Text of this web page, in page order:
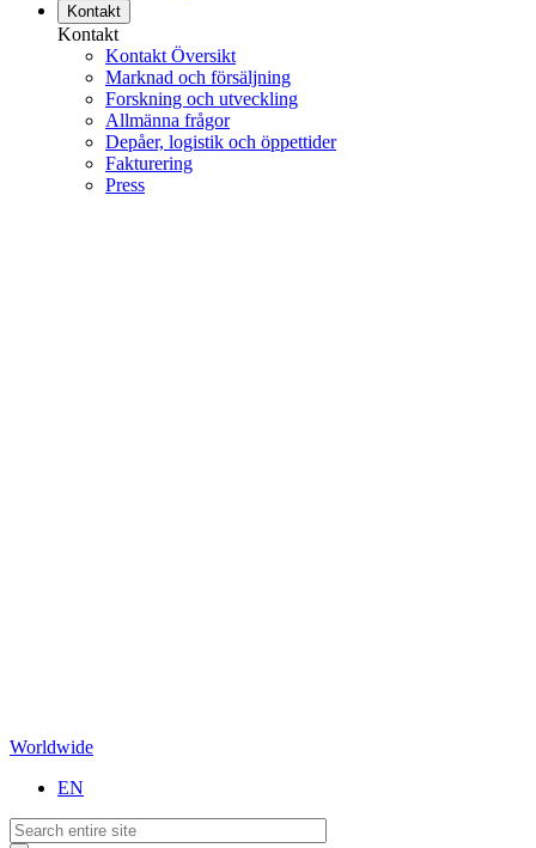
Kontakt
Kontakt
Kontakt Översikt
Marknad och försäljning
Forskning och utveckling
Allmänna frågor
Depåer, logistik och öppettider
Fakturering
Press
Worldwide
EN